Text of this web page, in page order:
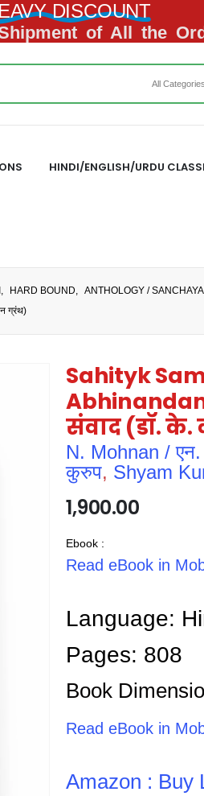
DISCOUNT
of All the
All Categories
HINDI/ENGLISH/URDU
, HARD BOUND, ANTHOLOGY /
ग्रंथ)
Sahityk
संवाद (डॉ.
N. Mohnan / एन.
कुरुप, Shyam
1,900.00
Ebook :
Read eBook in
Language:
Pages: 808
Book
Read eBook in
Amazon : Buy